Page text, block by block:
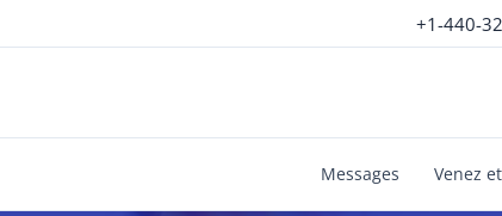
au
+1-440-
Messages Venez